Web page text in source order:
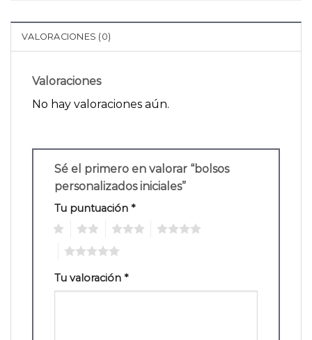
VALORACIONES (0)
Valoraciones
No hay valoraciones aún.
Sé el primero en valorar “bolsos
personalizados iniciales”
Tu puntuación *
Tu valoración *